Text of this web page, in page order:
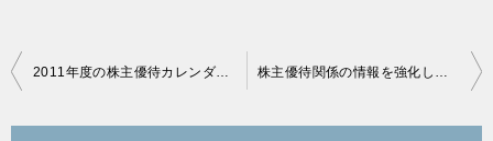
投
2011年度の株主優待カレンダーを更新しました。 株主優待関係の情報を強化しました